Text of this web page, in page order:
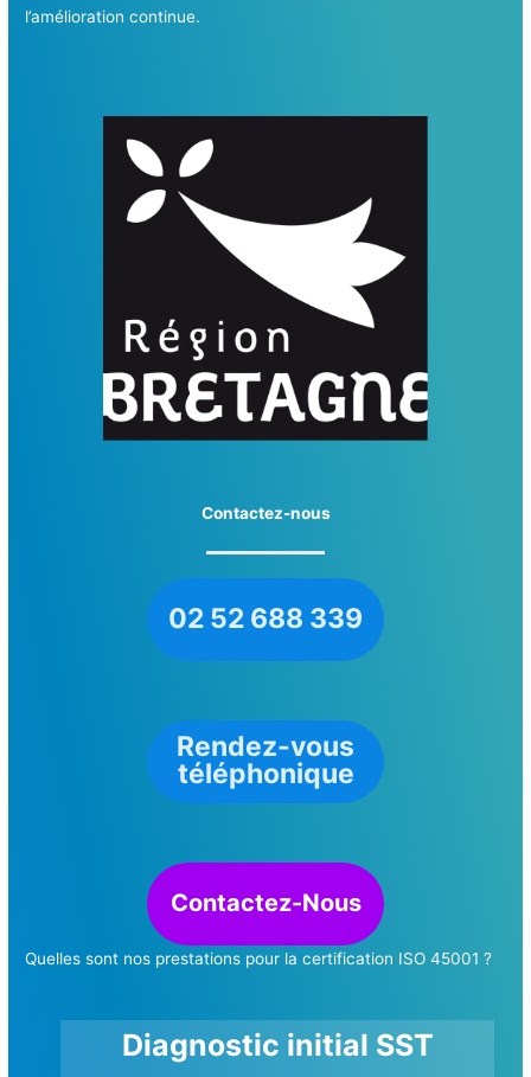
l’amélioration continue.
Contactez-nous
02 52 688 339
Rendez-vous
téléphonique
Contactez-Nous
Quelles sont nos prestations pour la certification ISO 45001 ?
Diagnostic initial SST